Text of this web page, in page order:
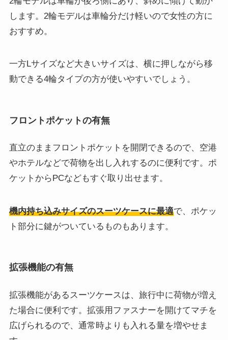
します。2輪モデルは車輪分だけ軽いので女性の方に
おすすめ。
一方Lサイズなど大きいサイズは、横に押しながら移
動できる4輪タイプの方が使いやすいでしょう。
フロントポケットの有無
直立のままフロントポケットを開閉できるので、空港
やホテルなどで荷物を出し入れするのに便利です。ポ
ケットからPCなどもすぐ取り出せます。
機内持ち込みサイズのスーツケースに最適で、ポケッ
ト部分に鍵がついているものもあります。
拡張機能の有無
拡張機能があるスーツケースは、旅行中に荷物が増え
た場合に便利です。拡張用ファスナーを開けてマチを
広げられるので、通常時よりも入れる量を増やせま